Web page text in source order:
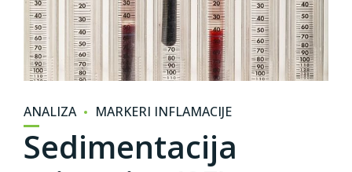
ANALIZA MARKERI INFLAMACIJE
Sedimentacija